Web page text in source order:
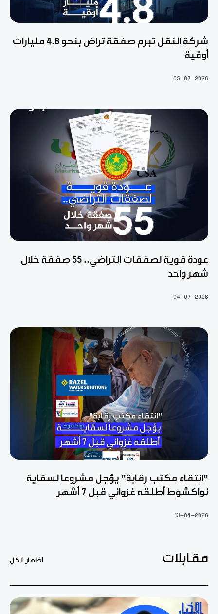
شركة النقل تبرم صفقة تراض بنحو 4.8 مليارات
أوقية
05-07-2026
عودة قوية لصفقات التراضي.. 55 صفقة خلال
شهر واحد
04-07-2026
"انتقاء مكتب رقابة" يؤجل مشروعا لسقاية
نواكشوط أطلقه غزواني قبل 7 أشهر
13-04-2026
مقابلات اظهار الكل